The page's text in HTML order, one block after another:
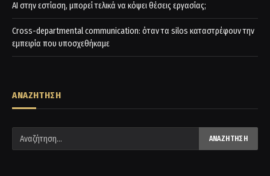
AI στην εστίαση, μπορεί τελικά να κόψει θέσεις εργασίας;
Cross-departmental communication: όταν τα silos καταστρέφουν την
εμπειρία που υποσχεθήκαμε
ΑΝΑΖΗΤΗΣΗ